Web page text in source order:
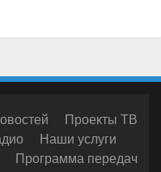
Проекты ТВ
Наши услуги
Программа передач